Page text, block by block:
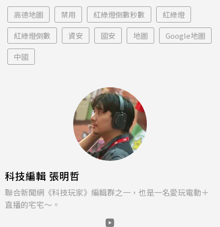
高德地圖 禁用 紅綠燈倒數秒數 紅綠燈
紅綠燈倒數 資安 國安 地圖 Google地圖
中國
科技編輯 張明哲
聯合新聞網《科技玩家》編輯群之一，也是一名愛玩電動＋
直播的宅宅～。